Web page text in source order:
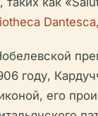
году,
его